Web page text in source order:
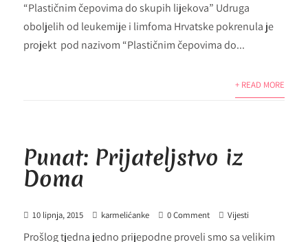
“Plastičnim čepovima do skupih lijekova” Udruga
oboljelih od leukemije i limfoma Hrvatske pokrenula je
projekt pod nazivom “Plastičnim čepovima do...
+ READ MORE
Punat: Prijateljstvo iz
Doma
10 lipnja, 2015 karmelićanke 0 Comment Vijesti
Prošlog tjedna jedno prijepodne proveli smo sa velikim